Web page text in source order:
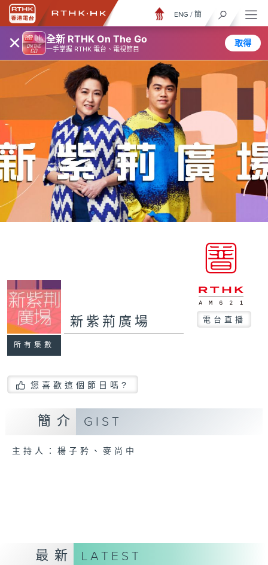
× 全新 RTHK On The Go
一手掌握 RTHK 電台、電視節目
取得
ENG / 簡
所有集數
新紫荊廣場 電台直播
您喜歡這個節目嗎?
簡介 GIST
主持人：楊子矜、麥尚中
最新 LATEST